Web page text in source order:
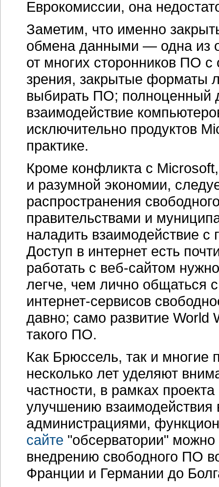
Еврокомиссии, она
Заметим, что именно
обмена данными — одна из
от многих сторонников ПО
зрения, закрытые форматы
выбирать ПО; полноценный
взаимодействие
исключительно продуктов
практике.
Кроме конфликта с
и разумной экономии,
распространения
правительствами и
наладить взаимодействие
Доступ в интернет есть
работать с веб-сайтом
легче, чем лично общаться
интернет-сервисов
давно; само развитие World
такого ПО.
Как Брюссель, так и многие
несколько лет уделяют
частности, в рамках
улучшению
администрациями,
сайте "обсерватории" можно
внедрению свободного ПО
Франции и Германии до